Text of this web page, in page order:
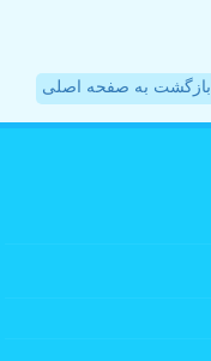
بازگشت به صفحه اصلی